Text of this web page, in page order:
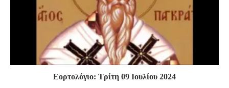
Εορτολόγιο: Τρίτη 09 Ιουλίου 2024